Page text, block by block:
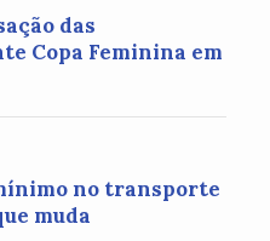
das
Copa Feminina em
no transporte
muda